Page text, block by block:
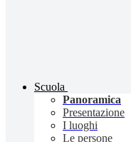
Scuola
Panoramica
Presentazione
I luoghi
Le persone